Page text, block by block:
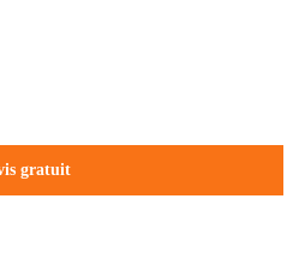
gratuit